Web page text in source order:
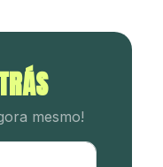
mesmo!